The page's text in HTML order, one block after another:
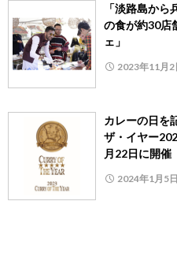
「淡路島か
の食が約30店
ェ」
2023年11月2
カレーの日を
ザ・イヤー
月22日に開催
2024年1月5日